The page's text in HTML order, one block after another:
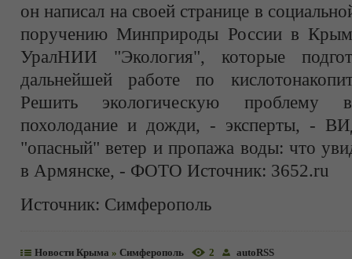
он написал на своей странице в
поручению Минприроды России в Крым
УралНИИ "Экология", которые
дальнейшей работе по
Решить экологическую проблему
похолодание и дожди, - эксперты, -
"опасный" ветер и пропажа воды: что
в Армянске, - ФОТО Источник: 3652.ru
Источник: Симферополь
Новости Крыма » Симферополь 2 autoRSS